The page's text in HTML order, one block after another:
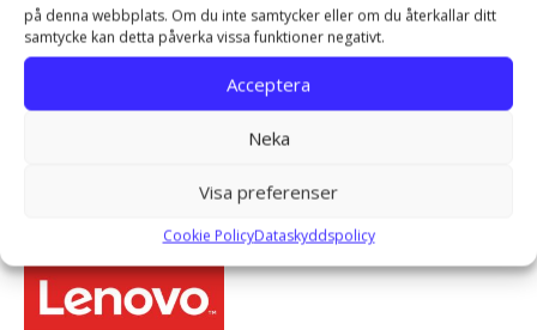
på denna webbplats. Om du inte samtycker eller om du återkallar ditt
samtycke kan detta påverka vissa funktioner negativt.
Acceptera
Neka
Visa preferenser
Cookie PolicyDataskyddspolicy
BATTERI upp till 3 Timmar